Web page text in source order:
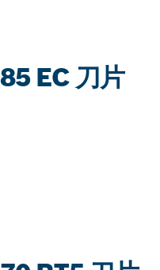
EC 刀片